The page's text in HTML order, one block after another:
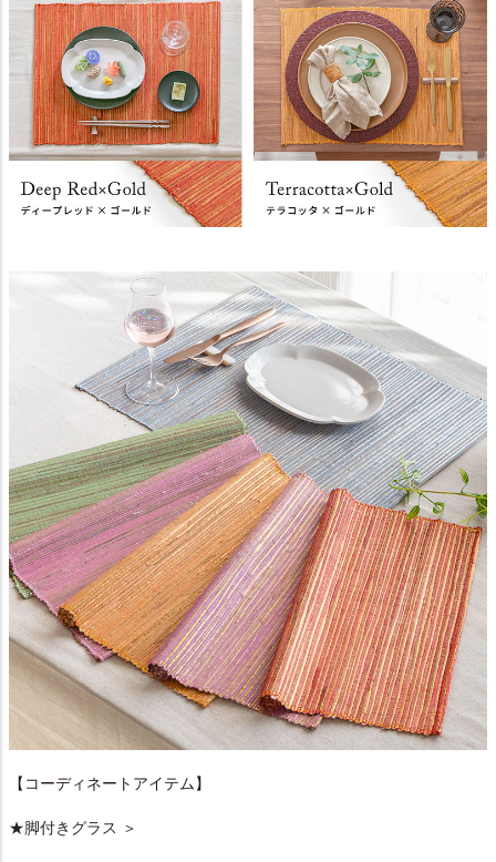
【コーディネートアイテム】
★脚付きグラス ＞